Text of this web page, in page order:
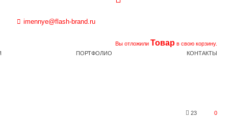
imennye@flash-brand.ru
Вы отложили Товар в свою корзину.
ПОРТФОЛИО КОНТАКТЫ
23 0